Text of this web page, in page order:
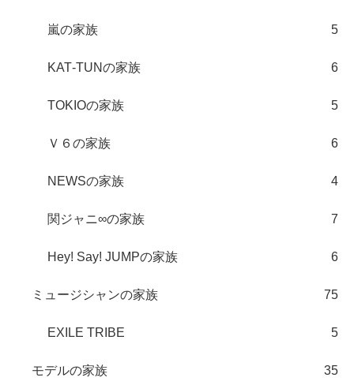
嵐の家族 5
KAT‐TUNの家族 6
TOKIOの家族 5
Ｖ６の家族 6
NEWSの家族 4
関ジャニ∞の家族 7
Hey! Say! JUMPの家族 6
ミュージシャンの家族 75
EXILE TRIBE 5
モデルの家族 35